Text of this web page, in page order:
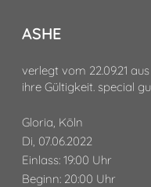
ASHE
verlegt vom 22.09.21
ihre Gültigkeit. special
Gloria, Köln
Di, 07.06.2022
Einlass: 19:00 Uhr
Beginn: 20:00 Uhr